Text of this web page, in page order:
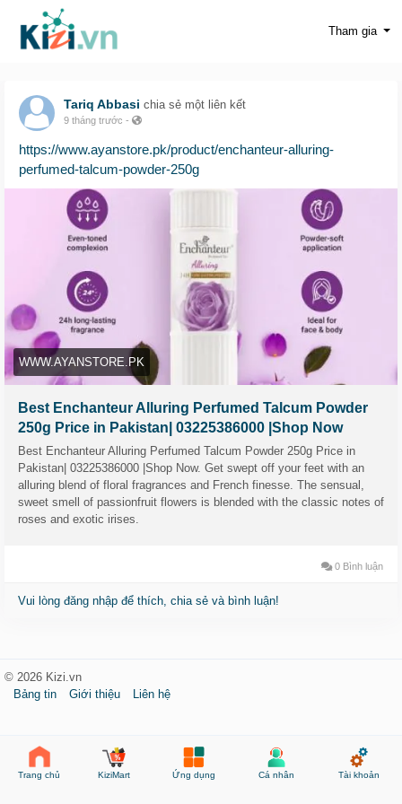
Trang chủ KiziMart Ứng dụng Cá nhân Tài khoản
Tham gia
Tariq Abbasi chia sẻ một liên kết
9 tháng trước -
https://www.ayanstore.pk/product/enchanteur-alluring-
perfumed-talcum-powder-250g
WWW.AYANSTORE.PK
Best Enchanteur Alluring Perfumed Talcum Powder
250g Price in Pakistan| 03225386000 |Shop Now
Best Enchanteur Alluring Perfumed Talcum Powder 250g Price in
Pakistan| 03225386000 |Shop Now. Get swept off your feet with an
alluring blend of floral fragrances and French finesse. The sensual,
sweet smell of passionfruit flowers is blended with the classic notes of
roses and exotic irises.
0 Bình luận
Vui lòng đăng nhập để thích, chia sẻ và bình luận!
© 2026 Kizi.vn
Bảng tin
Giới thiệu Liên hệ